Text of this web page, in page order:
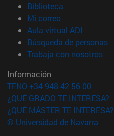
Biblioteca
Mi correo(abre en nueva
Aula virtual ADI
Búsqueda de personas
Trabaja con nosotros
Información
TFNO +34 948 42 56 00
¿QUÉ GRADO TE INTERESA?
¿QUÉ MÁSTER TE INTERESA?
© Universidad de Navarra